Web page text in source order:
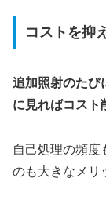
コストを抑
追加照射のたび
に見ればコスト
自己処理の頻度
のも大きなメリ